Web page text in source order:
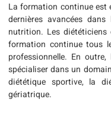
La formation continue est
dernières avancées
nutrition. Les
formation continue tous
professionnelle. En
spécialiser dans un
diététique sportive, la
gériatrique.